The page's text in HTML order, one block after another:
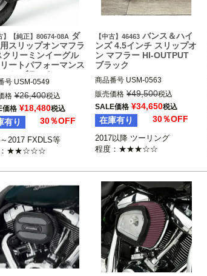
】【純正】80674-08A ダ
スリップオンマフラ
クリーミンイーグル
ートパフォーマンス
ーム/ブラック
号 USM-0549
08A
～2017 FXDF
2017 FXDWG
～2017 FXDLS
Eagle（スクリーミ
グル）
格 ¥26,400税込
価格 ¥18,480税込
有り 30％OFF
2017 FXDLS等
【中古】46463 バンス＆ハイ
ンズ 4.5インチ スリップオ
ン マフラー HI-OUTPUT
ブラック
商品番号 USM-0563
2017以降 ツーリング
※トライクは不可
Vance & Hines（バンス & ハイ
ンズ）
販売価格 ¥49,500税込
SALE価格 ¥34,650税込
在庫有り 30％OFF
2017以降 ツーリング
程度：★★★☆☆